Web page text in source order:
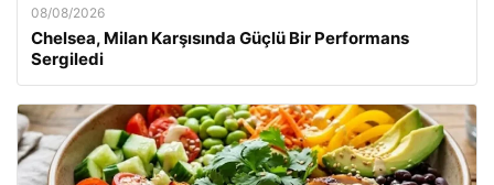
08/08/2026
Chelsea, Milan Karşısında Güçlü Bir Performans
Sergiledi